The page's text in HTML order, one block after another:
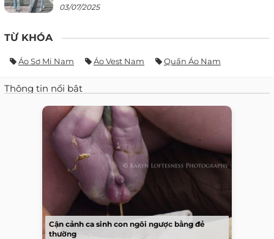
03/07/2025
TỪ KHÓA
Áo Sơ Mi Nam Áo Vest Nam Quần Áo Nam
Thông tin nổi bật
Cận cảnh ca sinh con ngôi ngược bằng đẻ
thường